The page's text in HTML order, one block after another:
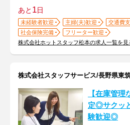
あと 1日
未経験者歓迎 主婦(夫)歓迎
交通費
社会保険完備
フリーター歓迎
株式会社ホットスタッフ松本の求人一覧を見
株式会社スタッフサービス/長野県東
【在庫管
定◎サクッ
験歓迎◎